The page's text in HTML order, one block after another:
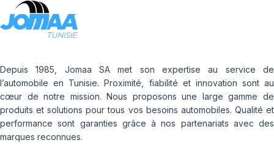
Depuis 1985, Jomaa SA met son expertise au service de
l’automobile en Tunisie. Proximité, fiabilité et innovation sont au
cœur de notre mission. Nous proposons une large gamme de
produits et solutions pour tous vos besoins automobiles. Qualité et
performance sont garanties grâce à nos partenariats avec des
marques reconnues.